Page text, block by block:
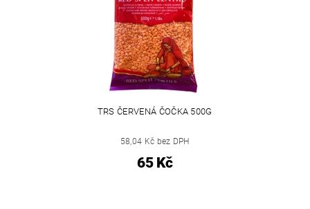
TRS ČERVENÁ ČOČKA 500G
58,04 Kč bez DPH
65 Kč